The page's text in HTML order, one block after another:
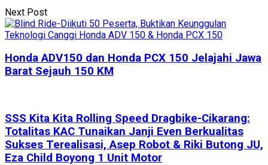
Next Post
Honda ADV150 dan Honda PCX 150 Jelajahi Jawa
Barat Sejauh 150 KM
SSS Kita Kita Rolling Speed Dragbike-Cikarang:
Totalitas KAC Tunaikan Janji Even Berkualitas
Sukses Terealisasi, Asep Robot & Riki Butong JU,
Eza Child Boyong 1 Unit Motor